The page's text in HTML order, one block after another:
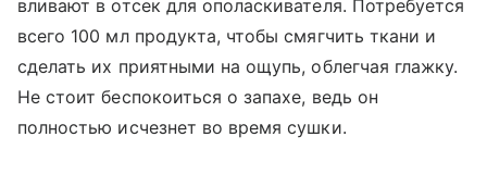
вливают в отсек для ополаскивателя. Потребуется
всего 100 мл продукта, чтобы смягчить ткани и
сделать их приятными на ощупь, облегчая глажку.
Не стоит беспокоиться о запахе, ведь он
полностью исчезнет во время сушки.